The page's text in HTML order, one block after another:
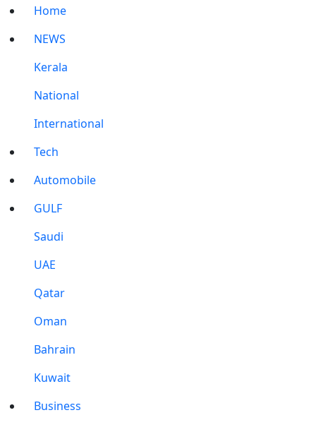
Home
NEWS
Kerala
National
International
Tech
Automobile
GULF
Saudi
UAE
Qatar
Oman
Bahrain
Kuwait
Business